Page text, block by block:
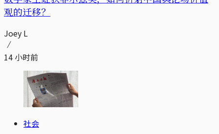
观的迁移？
Joey L
14 小时前
社会